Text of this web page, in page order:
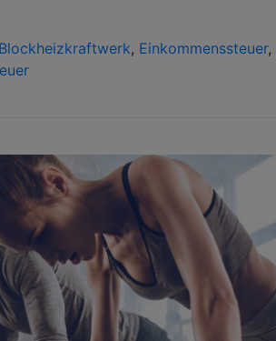
Blockheizkraftwerk, Einkommenssteuer,